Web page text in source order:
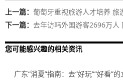
上一篇： 葡萄牙重视旅游人才培养 旅
大奖
下一篇： 去年访韩外国游客2696万人
您可能感兴趣的相关资讯
广东“消夏”指南：去“好玩”“好看”